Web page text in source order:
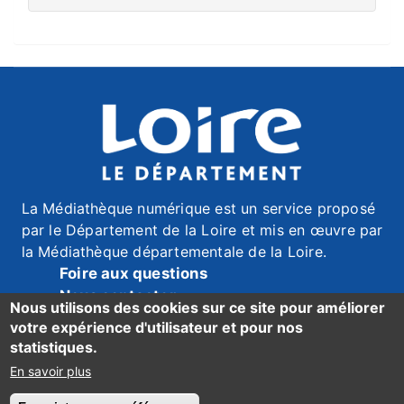
La Médiathèque numérique est un service proposé
par le Département de la Loire et mis en œuvre par
la Médiathèque départementale de la Loire.
Foire aux questions
Nous contacter
Mentions légales
Données personnelles
Accessibilité du site : mention de conformité ici
Nous utilisons des cookies sur ce site pour améliorer
votre expérience d'utilisateur et pour nos
statistiques.
En savoir plus